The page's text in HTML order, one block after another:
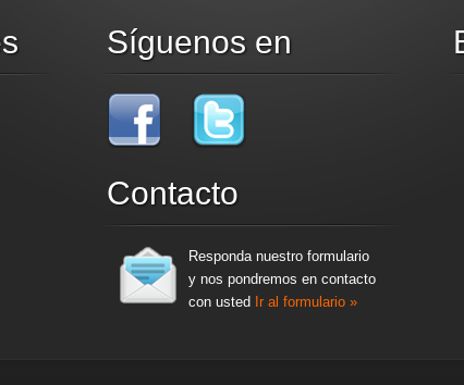
Síguenos en
Contacto
Responda nuestro formulario
y nos pondremos en contacto
con usted Ir al formulario »